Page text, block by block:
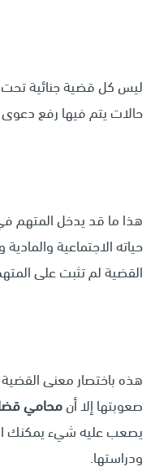
ليس كل قضية جنائية تحت
حالات يتم فيها رفع
هذا ما قد يدخل المتهم
حياته الاجتماعية
القضية لم تثبت على
هذه باختصار معنى القضية
صعوبتها إلا أنمحامي
يصعب عليه شيء يمكنك
ودراستها.